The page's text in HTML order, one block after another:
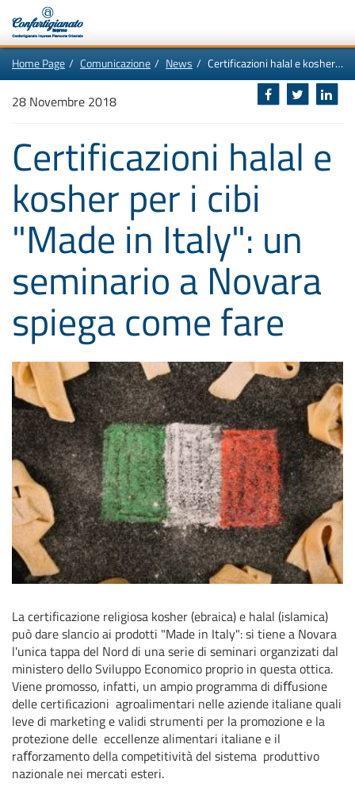
Vai
In
questa
di
navigazione
nel
sito
[2]
principali
[5]
ultime
novità
da
[6]
Home Page Comunicazione News Certificazioni halal e kosher per i cibi "Made in Italy": un seminario a Novara spiega come fare
28 Novembre 2018
Certificazioni halal e
kosher per i cibi
"Made in Italy": un
seminario a Novara
spiega come fare
La certificazione religiosa kosher (ebraica) e halal (islamica)
può dare slancio ai prodotti "Made in Italy": si tiene a Novara
l'unica tappa del Nord di una serie di seminari organzizati dal
ministero dello Sviluppo Economico proprio in questa ottica.
Viene promosso, infatti, un ampio programma di diﬀusione
delle certiﬁcazioni agroalimentari nelle aziende italiane quali
leve di marketing e validi strumenti per la promozione e la
protezione delle eccellenze alimentari italiane e il
raﬀorzamento della competitività del sistema produttivo
nazionale nei mercati esteri.